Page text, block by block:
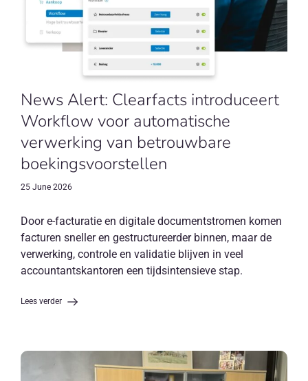
News Alert: Clearfacts introduceert
Workflow voor automatische
verwerking van betrouwbare
boekingsvoorstellen
25 June 2026
Door e-facturatie en digitale documentstromen komen
facturen sneller en gestructureerder binnen, maar de
verwerking, controle en validatie blijven in veel
accountantskantoren een tijdsintensieve stap.
Lees verder